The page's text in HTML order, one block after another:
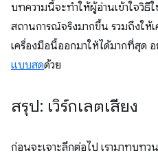
บทความนี้จะทําให้ผู้อ่านเข้าใจวิ
สถานการณ์จริงมากขึ้น รวมถึงให้
เครื่องมือนี้ออกมาให้ได้มากที่สุด
แบบสดด้วย
สรุป: เวิร์กเลตเสียง
ก่อนจะเจาะลึกต่อไป เรามาทบท